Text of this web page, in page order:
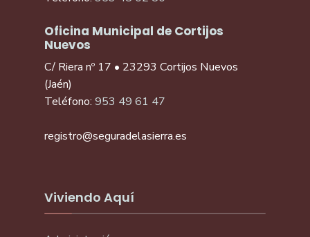
Oficina Municipal de Cortijos
Nuevos
C/ Riera nº 17 • 23293 Cortijos Nuevos
(Jaén)
Teléfono: 953 49 61 47
registro@seguradelasierra.es
Viviendo Aquí